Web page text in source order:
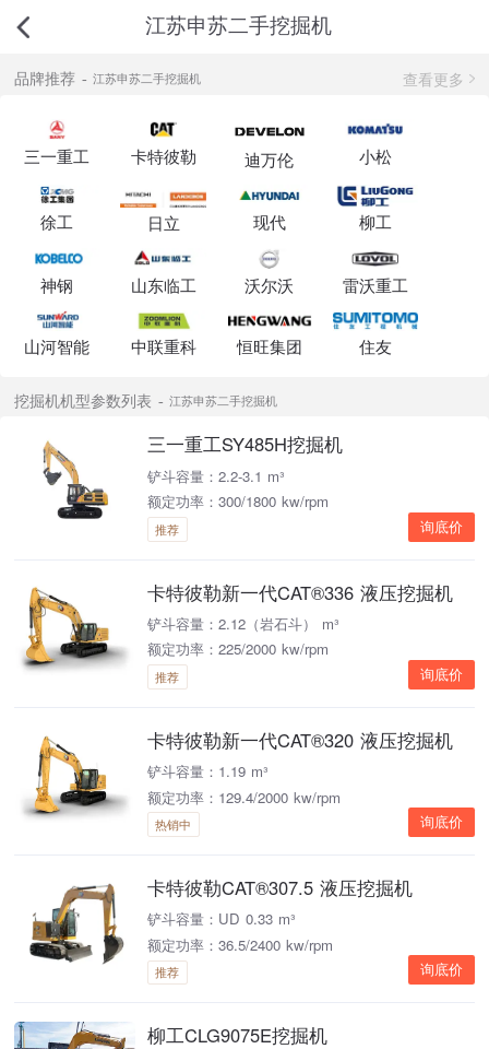
江苏申苏二手挖掘机
品牌推荐 江苏申苏二手挖掘机 查看更多
三一重工 卡特彼勒 迪万伦 小松
徐工 日立 现代 柳工
神钢 山东临工 沃尔沃 雷沃重工
山河智能 中联重科 恒旺集团 住友
挖掘机机型参数列表 江苏申苏二手挖掘机
三一重工SY485H挖掘机
铲斗容量：2.2-3.1 m³
额定功率：300/1800 kw/rpm
推荐 询底价
卡特彼勒新一代CAT®336 液压挖掘机
铲斗容量：2.12（岩石斗） m³
额定功率：225/2000 kw/rpm
推荐 询底价
卡特彼勒新一代CAT®320 液压挖掘机
铲斗容量：1.19 m³
额定功率：129.4/2000 kw/rpm
热销中 询底价
卡特彼勒CAT®307.5 液压挖掘机
铲斗容量：UD 0.33 m³
额定功率：36.5/2400 kw/rpm
推荐 询底价
柳工CLG9075E挖掘机